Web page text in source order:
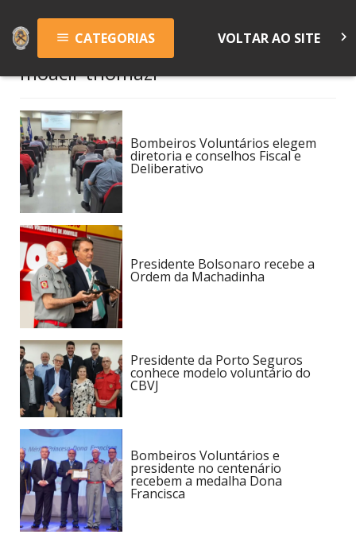
menu CATEGORIAS VOLTAR AO SITE keyboard_arrow_right
moacir thomazi
Bombeiros Voluntários elegem
diretoria e conselhos Fiscal e
Deliberativo
Presidente Bolsonaro recebe a
Ordem da Machadinha
Presidente da Porto Seguros
conhece modelo voluntário do
CBVJ
Bombeiros Voluntários e
presidente no centenário
recebem a medalha Dona
Francisca